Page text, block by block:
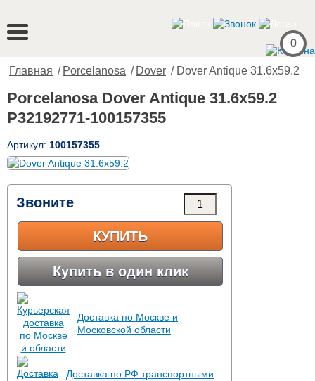
0
Главная / Porcelanosa / Dover / Dover Antique 31.6x59.2
Porcelanosa Dover Antique 31.6x59.2
P32192771-100157355
Артикул: 100157355
Звоните
КУПИТЬ
Купить в один клик
Доставка по Москве и
Московской области
Доставка по РФ транспортными